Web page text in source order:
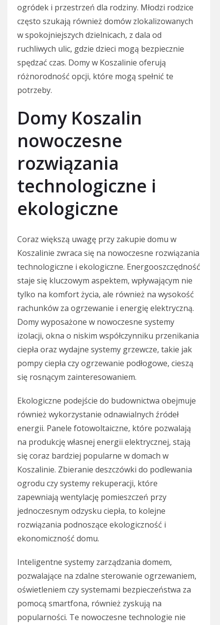
ogródek i przestrzeń dla rodziny. Młodzi rodzice
często szukają również domów zlokalizowanych
w spokojniejszych dzielnicach, z dala od
ruchliwych ulic, gdzie dzieci mogą bezpiecznie
spędzać czas. Domy w Koszalinie oferują
różnorodność opcji, które mogą spełnić te
potrzeby.
Domy Koszalin
nowoczesne
rozwiązania
technologiczne i
ekologiczne
Coraz większą uwagę przy zakupie domu w
Koszalinie zwraca się na nowoczesne rozwiązania
technologiczne i ekologiczne. Energooszczędność
staje się kluczowym aspektem, wpływającym nie
tylko na komfort życia, ale również na wysokość
rachunków za ogrzewanie i energię elektryczną.
Domy wyposażone w nowoczesne systemy
izolacji, okna o niskim współczynniku przenikania
ciepła oraz wydajne systemy grzewcze, takie jak
pompy ciepła czy ogrzewanie podłogowe, cieszą
się rosnącym zainteresowaniem.
Ekologiczne podejście do budownictwa obejmuje
również wykorzystanie odnawialnych źródeł
energii. Panele fotowoltaiczne, które pozwalają
na produkcję własnej energii elektrycznej, stają
się coraz bardziej popularne w domach w
Koszalinie. Zbieranie deszczówki do podlewania
ogrodu czy systemy rekuperacji, które
zapewniają wentylację pomieszczeń przy
jednoczesnym odzysku ciepła, to kolejne
rozwiązania podnoszące ekologiczność i
ekonomiczność domu.
Inteligentne systemy zarządzania domem,
pozwalające na zdalne sterowanie ogrzewaniem,
oświetleniem czy systemami bezpieczeństwa za
pomocą smartfona, również zyskują na
popularności. Te nowoczesne technologie nie